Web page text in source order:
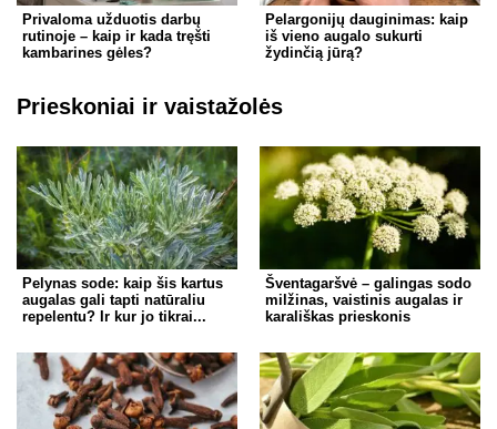
Privaloma užduotis darbų
rutinoje – kaip ir kada tręšti
kambarines gėles?
Pelargonijų dauginimas: kaip
iš vieno augalo sukurti
žydinčią jūrą?
Prieskoniai ir vaistažolės
Pelynas sode: kaip šis kartus
augalas gali tapti natūraliu
repelentu? Ir kur jo tikrai...
Šventagaršvė – galingas sodo
milžinas, vaistinis augalas ir
karališkas prieskonis